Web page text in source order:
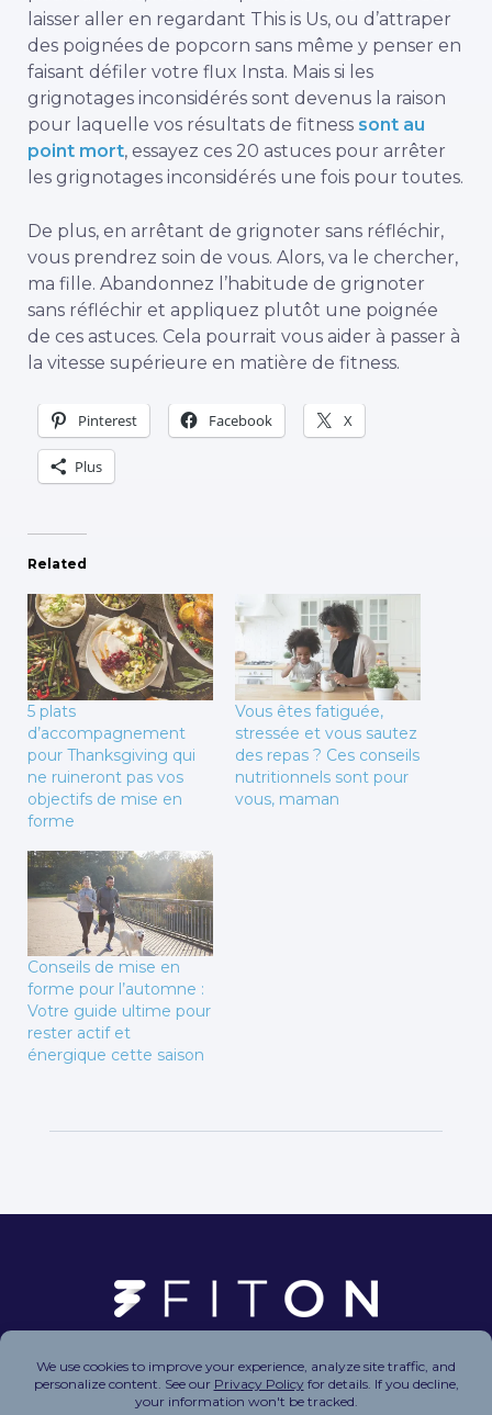
laisser aller en regardant This is Us, ou d’attraper
des poignées de popcorn sans même y penser en
faisant défiler votre flux Insta. Mais si les
grignotages inconsidérés sont devenus la raison
pour laquelle vos résultats de fitness sont au
point mort, essayez ces 20 astuces pour arrêter
les grignotages inconsidérés une fois pour toutes.
De plus, en arrêtant de grignoter sans réfléchir,
vous prendrez soin de vous. Alors, va le chercher,
ma fille. Abandonnez l’habitude de grignoter
sans réfléchir et appliquez plutôt une poignée
de ces astuces. Cela pourrait vous aider à passer à
la vitesse supérieure en matière de fitness.
Pinterest Facebook X
Plus
Related
5 plats
d’accompagnement
pour Thanksgiving qui
ne ruineront pas vos
objectifs de mise en
forme
Vous êtes fatiguée,
stressée et vous sautez
des repas ? Ces conseils
nutritionnels sont pour
vous, maman
Conseils de mise en
forme pour l’automne :
Votre guide ultime pour
rester actif et
énergique cette saison